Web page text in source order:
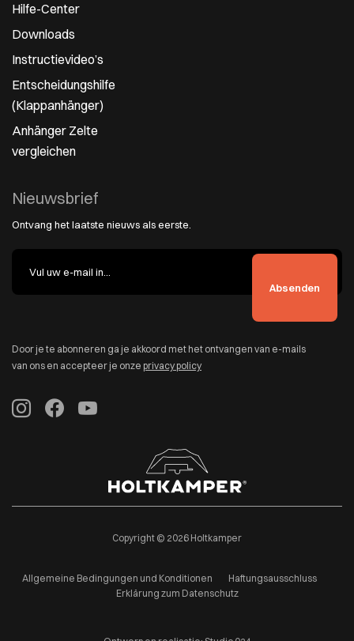
Hilfe-Center
Downloads
Instructievideo’s
Entscheidungshilfe
(Klappanhänger)
Anhänger Zelte
vergleichen
Nieuwsbrief
Ontvang het laatste nieuws als eerste.
Door je te abonneren ga je akkoord met het ontvangen van e-mails
van ons en accepteer je onze privacy policy
Copyright © 2026 Holtkamper
Allgemeine Bedingungen und Konditionen
Haftungsausschluss
Erklärung zum Datenschutz